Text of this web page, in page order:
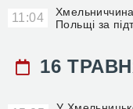
11:04
Польщі за
16